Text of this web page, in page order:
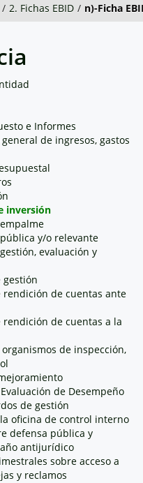
/ 2. Fichas EBID / n)-Ficha
e Informes
de ingresos, gastos
inversión
y/o relevante
evaluación y
gestión
rendición de cuentas ante
de cuentas a la
de inspección,
de Desempeño
de gestión
oficina de control interno
defensa pública y
antijurídico
sobre acceso a
y reclamos